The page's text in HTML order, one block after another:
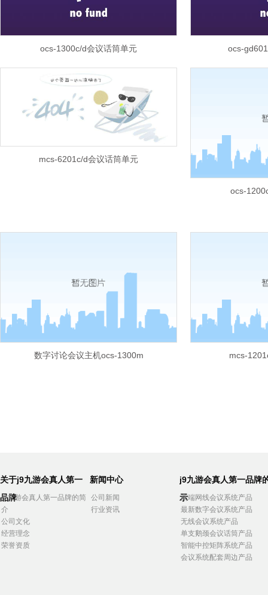
ocs-1300c/d会议话筒单元 ocs-
mcs-6201c/d会议话筒单元
ocs-
数字讨论会议主机ocs-1300m mcs-
关于j9九游会真人第一
品牌
j9九游会真人第一品牌的简
介
公司文化
经营理念
荣誉资质
新闻中心
公司新闻
行业资讯
j9九游会真人第一品牌
示
高端网线会议系统产品
最新数字会议系统产品
无线会议系统产品
单支鹅颈会议话筒产品
智能中控矩阵系统产品
会议系统配套周边产品